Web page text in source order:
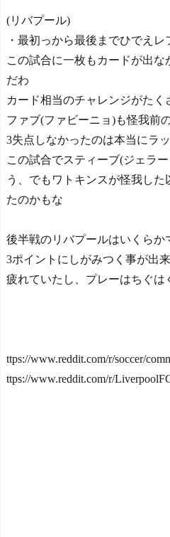
(リバプール)
・最初っから最後までひでえ
この試合に一枚もカードが出
だわ
カード相当のチャレンジがたく
ファブ(ファビーニョ)も怪我前
3失点しなかったのは本当にラ
この試合でスティーブ(ジェラ
う、でもワトキンスが怪我し
たのかもな
後半戦のリバプールはいくらか
3ポイントにしがみつく事が出
疲れていたし、プレーはちぐは
ttps://www.reddit.com/r/soccer/
ttps://www.reddit.com/r/